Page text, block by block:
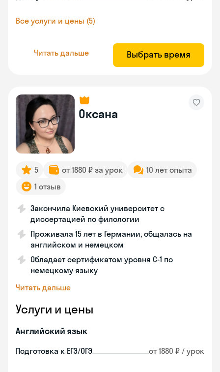
Все услуги и цены (5)
Читать дальше Выбрать время
Оксана
5 от 1880 ₽ за урок
10 лет опыта
1 отзыв
Закончила Киевский университет с
диссертацией по филологии
Проживала 15 лет в Германии, общалась на
английском и немецком
Обладает сертификатом уровня C-1 по
немецкому языку
Читать дальше
Услуги и цены
Английский язык
Подготовка к ЕГЭ/ОГЭ от 1880 ₽ / урок